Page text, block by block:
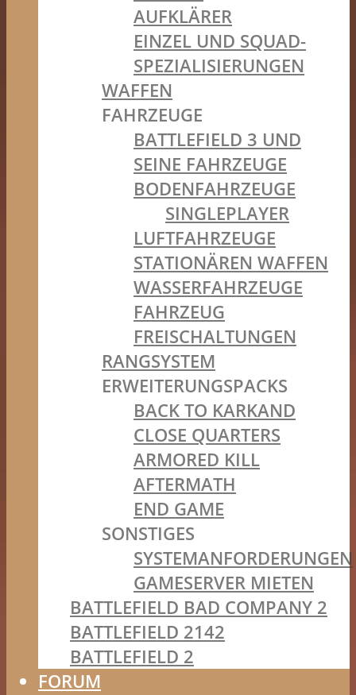
AUFKLÄRER
EINZEL UND SQUAD-
SPEZIALISIERUNGEN
WAFFEN
FAHRZEUGE
BATTLEFIELD 3 UND
SEINE FAHRZEUGE
BODENFAHRZEUGE
SINGLEPLAYER
LUFTFAHRZEUGE
STATIONÄREN WAFFEN
WASSERFAHRZEUGE
FAHRZEUG
FREISCHALTUNGEN
RANGSYSTEM
ERWEITERUNGSPACKS
BACK TO KARKAND
CLOSE QUARTERS
ARMORED KILL
AFTERMATH
END GAME
SONSTIGES
SYSTEMANFORDERUNGEN
GAMESERVER MIETEN
BATTLEFIELD BAD COMPANY 2
BATTLEFIELD 2142
BATTLEFIELD 2
FORUM